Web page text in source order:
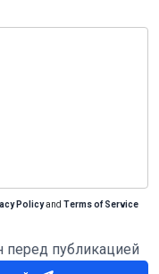
Policyand Terms of Service
публикацией